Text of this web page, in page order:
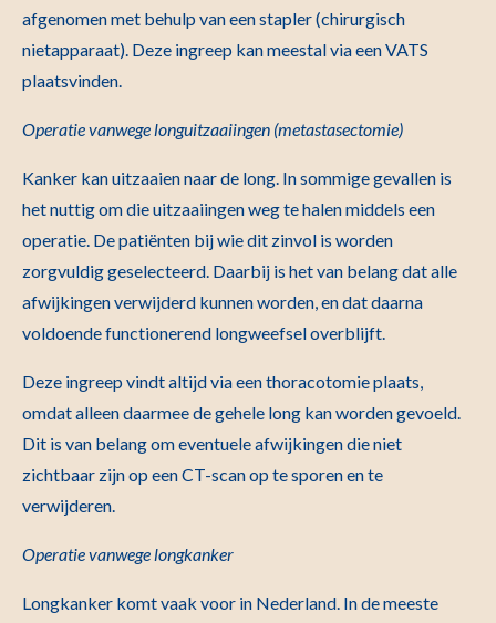
afgenomen met behulp van een stapler (chirurgisch
nietapparaat). Deze ingreep kan meestal via een VATS
plaatsvinden.
Operatie vanwege longuitzaaiingen (metastasectomie)
Kanker kan uitzaaien naar de long. In sommige gevallen is
het nuttig om die uitzaaiingen weg te halen middels een
operatie. De patiënten bij wie dit zinvol is worden
zorgvuldig geselecteerd. Daarbij is het van belang dat alle
afwijkingen verwijderd kunnen worden, en dat daarna
voldoende functionerend longweefsel overblijft.
Deze ingreep vindt altijd via een thoracotomie plaats,
omdat alleen daarmee de gehele long kan worden gevoeld.
Dit is van belang om eventuele afwijkingen die niet
zichtbaar zijn op een CT-scan op te sporen en te
verwijderen.
Operatie vanwege longkanker
Longkanker komt vaak voor in Nederland. In de meeste